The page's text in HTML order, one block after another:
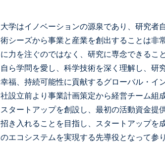
大学はイノベーションの源泉であり、研究者
術シーズから事業と産業を創出することは非
に力を注ぐのではなく、研究に専念できるこ
自ら学問を愛し、科学技術を深く理解し、研
幸福、持続可能性に貢献するグローバル・イ
社設立前より事業計画策定から経営チーム組
スタートアップを創設し、最初の活動資金提
招き入れることを目指し、スタートアップを
のエコシステムを実現する先導役となって参